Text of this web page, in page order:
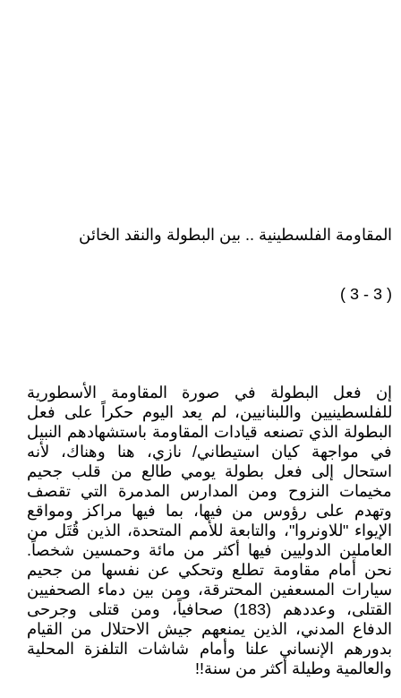
المقاومة الفلسطينية .. بين البطولة والنقد الخائن
( 3 - 3 )
إن فعل البطولة في صورة المقاومة الأسطورية
للفلسطينيين واللبنانيين، لم يعد اليوم حكراً على فعل
البطولة الذي تصنعه قيادات المقاومة باستشهادهم النبيل
في مواجهة كيان استيطاني/ نازي، هنا وهناك، لأنه
استحال إلى فعل بطولة يومي طالع من قلب جحيم
مخيمات النزوح ومن المدارس المدمرة التي تقصف
وتهدم على رؤوس من فيها، بما فيها مراكز ومواقع
الإيواء "للاونروا"، والتابعة للأمم المتحدة، الذين قُتَل من
العاملين الدوليين فيها أكثر من مائة وحمسين شخصاً.
نحن أمام مقاومة تطلع وتحكي عن نفسها من جحيم
سيارات المسعفين المحترقة، ومن بين دماء الصحفيين
القتلى، وعددهم (183) صحافياً، ومن قتلى وجرحى
الدفاع المدني، الذين يمنعهم جيش الاحتلال من القيام
بدورهم الإنساني علنا وأمام شاشات التلفزة المحلية
والعالمية وطيلة أكثر من سنة!!